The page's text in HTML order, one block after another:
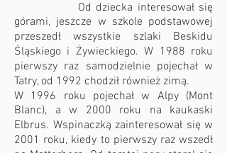
Od dziecka interesował się
górami, jeszcze w szkole podstawowej
przeszedł wszystkie szlaki Beskidu
Śląskiego i Żywieckiego. W 1988 roku
pierwszy raz samodzielnie pojechał w
Tatry, od 1992 chodził również zimą.
W 1996 roku pojechał w Alpy (Mont
Blanc), a w 2000 roku na kaukaski
Elbrus. Wspinaczką zainteresował się w
2001 roku, kiedy to pierwszy raz wszedł